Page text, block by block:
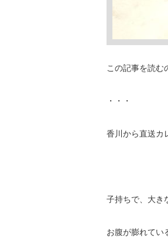
この記事を読む
・・・
香川から直送カ
子持ちで、大き
お腹が膨れてい